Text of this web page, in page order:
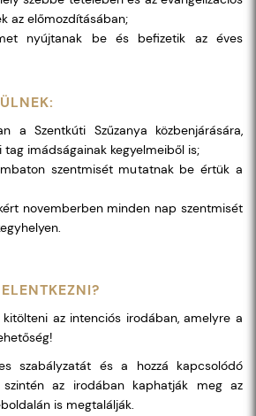
az előmozdításában;
nyújtanak be és befizetik az éves
a Szentkúti Szűzanya közbenjárására,
imádságainak kegyelmeiből is;
szentmisét mutatnak be értük a
novemberben minden nap szentmisét
az intenciós irodában, amelyre a
szabályzatát és a hozzá kapcsolódó
az irodában kaphatják meg az
is megtalálják.